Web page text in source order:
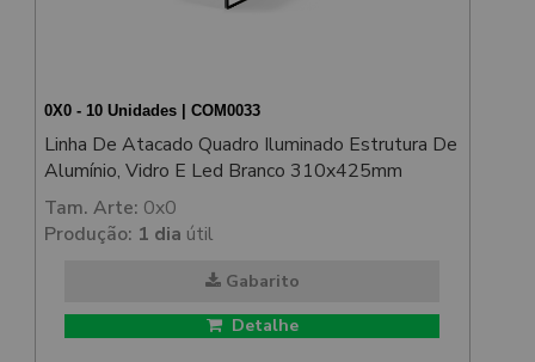
0X0 - 10 Unidades | COM0033
Linha De Atacado Quadro Iluminado Estrutura De
Alumínio, Vidro E Led Branco 310x425mm
Tam. Arte: 0x0
Produção: 1 dia útil
Gabarito
Detalhe